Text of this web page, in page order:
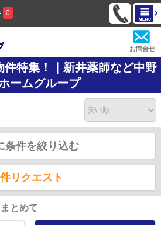
0
お問合せ
件特集！｜新井薬師など中野
ームグループ
条件を絞り込む
リクエスト
とめて